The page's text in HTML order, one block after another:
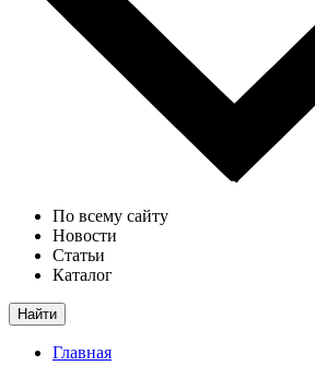
По всему сайту
Новости
Статьи
Каталог
Найти
Главная